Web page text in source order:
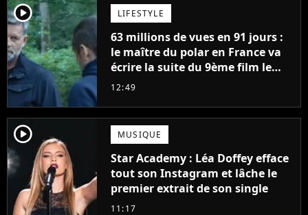
player2 LIFESTYLE
63 millions de vues en 91 jours :
le maître du polar en France va
écrire la suite du 9ème film le
plus regardé sur Netflix
12:49
player2 MUSIQUE
Star Academy : Léa Doffey efface
tout son Instagram et lâche le
premier extrait de son single
11:17